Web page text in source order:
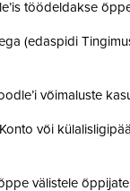
töödeldakse
(edaspidi
võimaluste
või
välistele